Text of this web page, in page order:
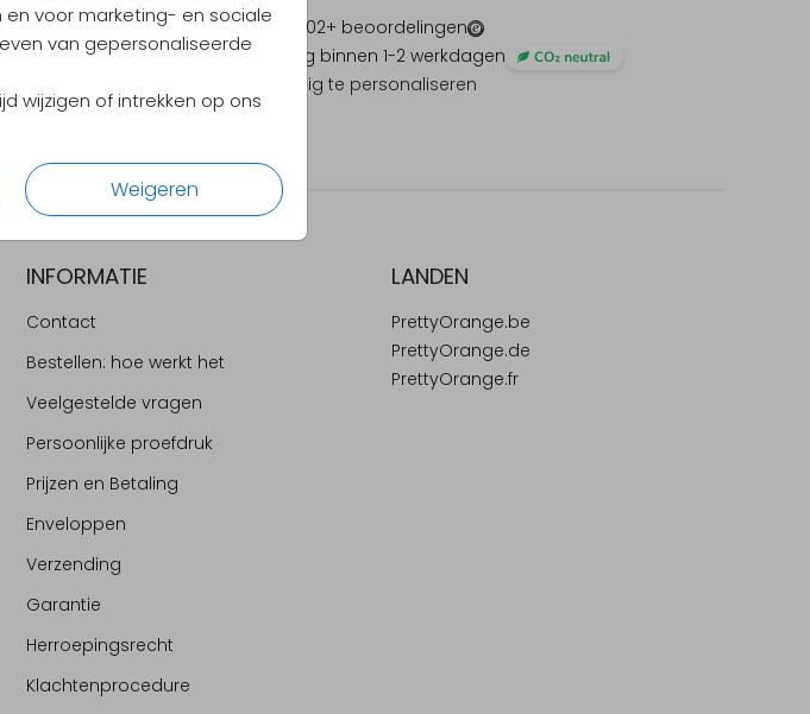
voor marketing- en sociale
van gepersonaliseerde
wijzigen of intrekken op ons
Weigeren
9,4/ 10 - 1202+ beoordelingen
Verzending binnen 1-2 werkdagen
Alles volledig te personaliseren
INFORMATIE
Contact
Bestellen: hoe werkt het
Veelgestelde vragen
Persoonlijke proefdruk
Prijzen en Betaling
Enveloppen
Verzending
Garantie
Herroepingsrecht
Klachtenprocedure
LANDEN
PrettyOrange.be
PrettyOrange.de
PrettyOrange.fr